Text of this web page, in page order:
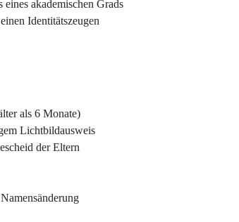
akademischen Grads
Identitätszeugen
als 6 Monate)
Lichtbildausweis
der Eltern